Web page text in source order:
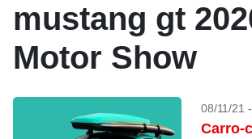
mustang gt
Motor Show
08/11/21
Carro-